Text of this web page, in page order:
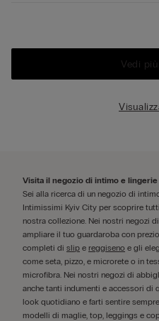
Vedi
Visita il negozio di intimo e lingerie
Sei alla ricerca di un negozio di
Intimissimi Kyiv City per scoprire
nostra collezione. Nei nostri negozi
ampliare il tuo guardaroba con
completi di slip e reggiseno e gli
come seta, pizzo, e microrete o in
microfibra. Nei nostri negozi di
anche tanti indumenti e accessori di
look quotidiano e farti sentire
modelli di maglie, top, leggings e